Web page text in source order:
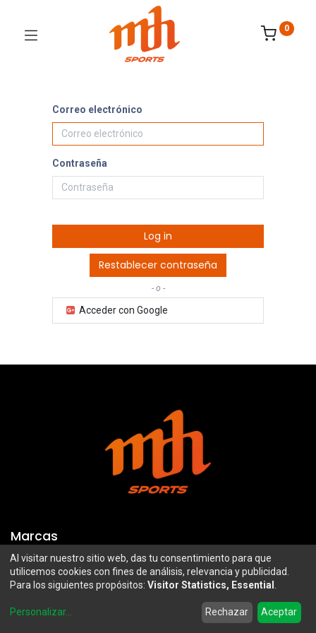
Wishlist Account
0
Correo electrónico
Contraseña
Log in
Restablecer contraseña
- o -
Acceder con Google
Marcas
Troy Lee Designs
100%
Airoh
Mazawi
SIDI
Al visitar nuestro sitio web, das tu consentimiento para que
utilicemos cookies con fines de análisis, relevancia y publicidad.
Para los siguientes propósitos: Visitor Statistics, Essential
Personalizar... Rechazar Aceptar